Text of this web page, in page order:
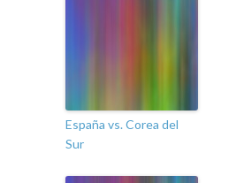
España vs. Corea del
Sur